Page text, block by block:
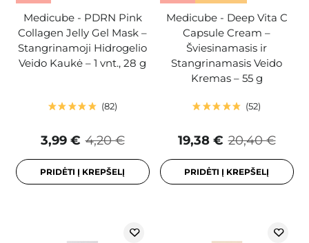
Medicube - PDRN Pink
Collagen Jelly Gel Mask –
Stangrinamoji Hidrogelio
Veido Kaukė – 1 vnt., 28 g
82
4,20 €
3,99 €
PRIDĖTI Į KREPŠELĮ
Medicube - Deep Vita C
Capsule Cream –
Šviesinamasis ir
Stangrinamasis Veido
Kremas – 55 g
52
20,40 €
19,38 €
PRIDĖTI Į KREPŠELĮ